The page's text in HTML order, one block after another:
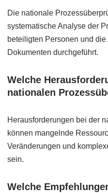
Die nationale
systematische Analyse der
beteiligten Personen und
Dokumenten durchgeführt.
Welche
nationalen
Herausforderungen bei der
können mangelnde
Veränderungen und
sein.
Welche